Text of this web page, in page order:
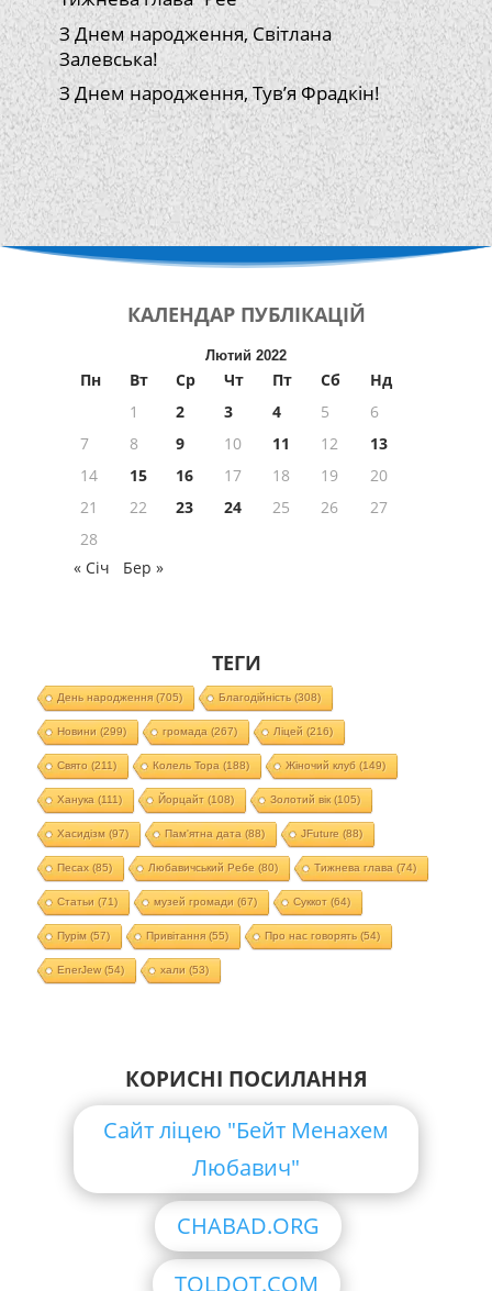
З Днем народження, Світлана
Залевська!
З Днем народження, Тув’я Фрадкін!
КАЛЕНДАР ПУБЛІКАЦІЙ
Лютий 2022
Пн Вт Ср Чт Пт Сб
Нд
1
2 3 4 5
6
7
8 9 10 11 12
13
14
15 16 17 18 19
20
21
22 23 24 25 26
27
28
« Січ
Бер »
ТЕГИ
День народження(705) Благодійність (308)
Новини (299) громада (267) Ліцей (216)
Свято (211) Колель Тора (188) Жіночий клуб (149)
Ханука (111) Йорцайт (108) Золотий вік(105)
Хасидізм (97) Пам'ятна дата (88) JFuture (88)
Песах(85) Любавичський Ребе (80) Тижнева глава (74)
Статьи (71) музей громади (67) Суккот (64)
Пурім (57) Привітання(55) Про нас говорять (54)
EnerJew(54) хали (53)
КОРИСНІ ПОСИЛАННЯ
Сайт ліцею "Бейт Менахем
Любавич"
CHABAD.ORG
TOLDOT.COM